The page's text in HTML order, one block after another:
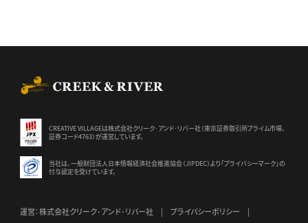
CREATIVE VILLAGEは株式会社クリーク･アンド･リバー社（東京証券取引所プライム市場、
証券コード4763）が運営しています。
当社は、一般財団法人日本情報経済社会推進協会（JIPDEC）より 「プライバシーマーク」の
付与認定を受けています。
運営：株式会社クリーク･アンド･リバー社 プライバシーポリシー